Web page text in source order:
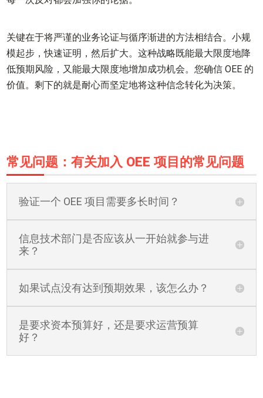
关键在于将严谨的业务论证与循序渐进的方法相结合。小规
模起步，快速证明，然后扩大。这种战略既能最大限度地降
低预期风险，又能最大限度地增加成功机会。您确信 OEE 的
价值。剩下的就是耐心而坚定地将这种信念转化为决策。
常见问题：有关加入 OEE 项目的常见问题
验证一个 OEE 项目需要多长时间？
信息技术部门是否应该从一开始就参与进
来？
如果试点没有达到预期效果，该怎么办？
是要求资本预算好，还是要求运营预算
好？